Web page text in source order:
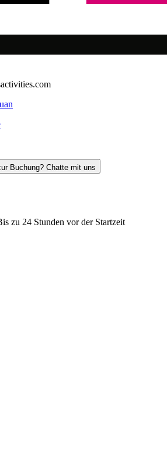
Buchung? Chatte mit uns
zu 24 Stunden vor der Startzeit